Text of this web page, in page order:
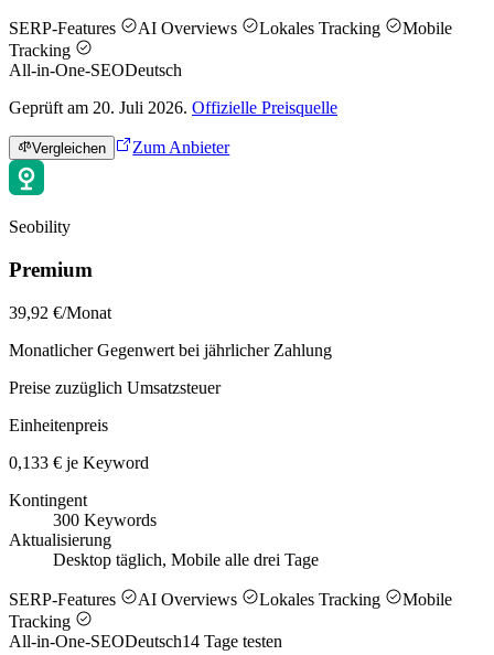
SERP-Features AI Overviews Lokales Tracking
Mobile
Tracking
All-in-One-SEODeutsch
Geprüft am 20. Juli 2026. Offizielle Preisquelle
Vergleichen Zum Anbieter
Seobility
Premium
39,92 €/Monat
Monatlicher Gegenwert bei jährlicher Zahlung
Preise zuzüglich Umsatzsteuer
Einheitenpreis
0,133 € je Keyword
Kontingent
300 Keywords
Aktualisierung
Desktop täglich, Mobile alle drei Tage
SERP-Features AI Overviews Lokales Tracking
Mobile
Tracking
All-in-One-SEODeutsch14 Tage testen